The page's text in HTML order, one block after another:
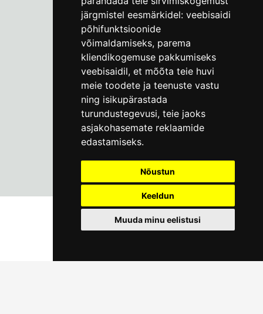
järgmistel eesmärkidel: veebisaidi
põhifunktsioonide
võimaldamiseks, parema
kliendikogemuse pakkumiseks
veebisaidil, et mõõta teie huvi
meie toodete ja teenuste vastu
ning isikupärastada
turundustegevusi, teie jaoks
asjakohasemate reklaamide
edastamiseks.
Nõustun
Keeldun
Muuda minu eelistusi
Vene 17
Пн–Пт 9–17:(+372) 610 4178
info@linnamuuseum.ee